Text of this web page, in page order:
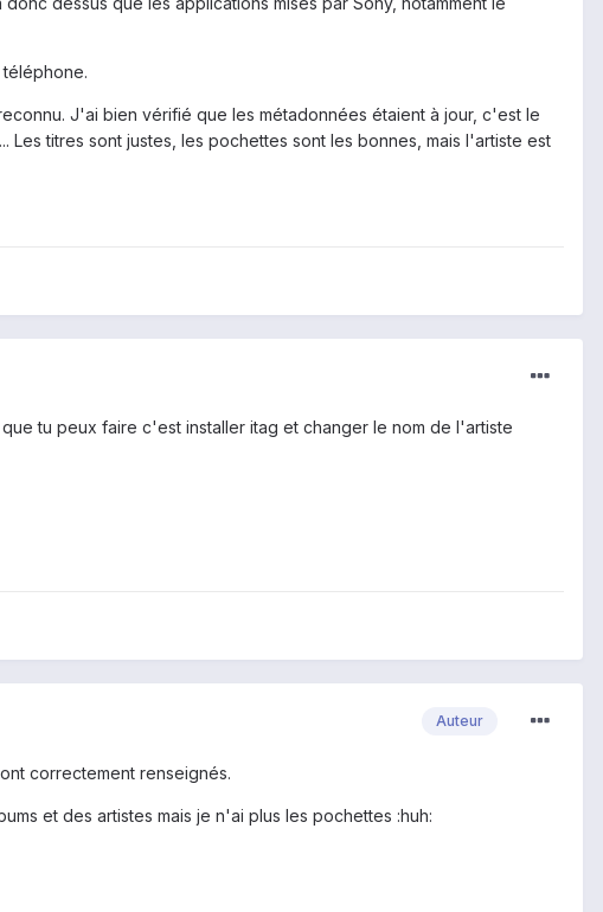
J'ai bien vérifié que les métadonnées étaient à jour, c'est le
titres sont justes, les pochettes sont les bonnes, mais l'artiste est
tu peux faire c'est installer itag et changer le nom de l'artiste
Auteur
correctement renseignés.
et des artistes mais je n'ai plus les pochettes :huh: